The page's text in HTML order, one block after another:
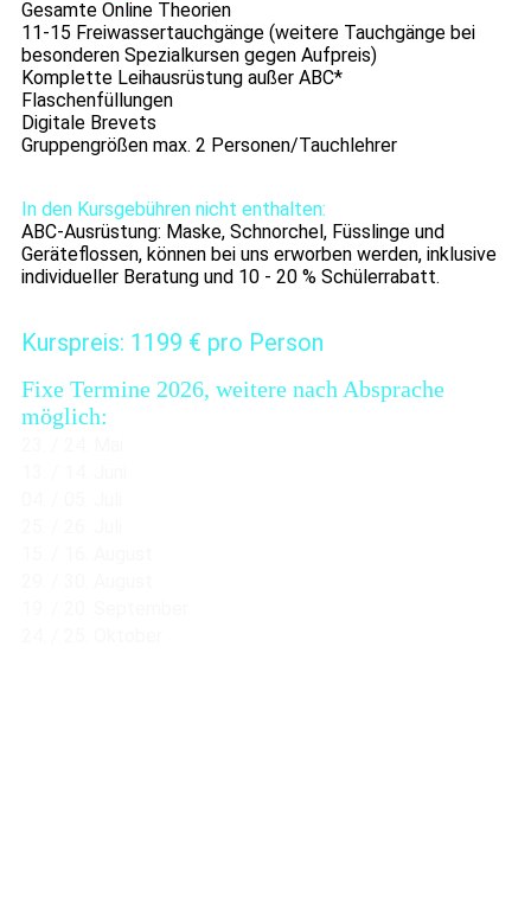
Gesamte Online Theorien
11-15 Freiwassertauchgänge (weitere Tauchgänge bei
besonderen Spezialkursen gegen Aufpreis)
Komplette Leihausrüstung außer ABC*
Flaschenfüllungen
Digitale Brevets
Gruppengrößen max. 2 Personen/Tauchlehrer
In den Kursgebühren nicht enthalten:
ABC-Ausrüstung: Maske, Schnorchel, Füsslinge und
Geräteflossen, können bei uns erworben werden, inklusive
individueller Beratung und 10 - 20 % Schülerrabatt.
Kurspreis: 1199 € pro Person
Fixe Termine 2026, weitere nach Absprache
möglich: